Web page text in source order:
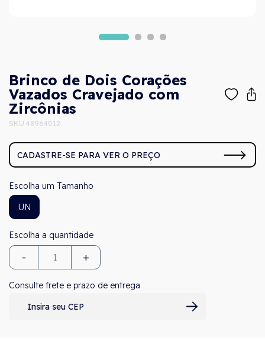
Brinco de Dois Corações
Vazados Cravejado com
Zircônias
SKU 48964012
CADASTRE-SE PARA VER O PREÇO
Tamanho
UN
- +
Consulte frete e prazo de entrega